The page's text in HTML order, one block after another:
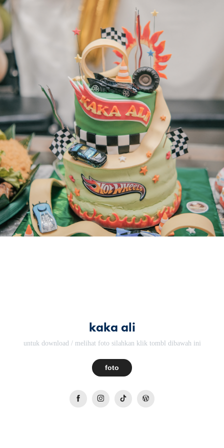
kaka ali
untuk download / melihat foto silahkan klik tombl dibawah ini
foto